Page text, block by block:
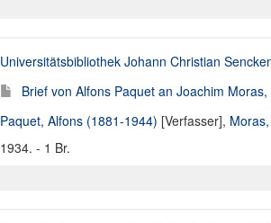
Universitätsbibliothek Johann Christian
Brief von Alfons Paquet an Joachim
Paquet, Alfons (1881-1944) [Verfasser],
1934. - 1 Br.